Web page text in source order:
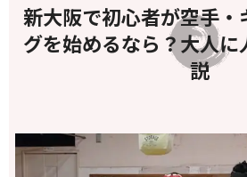
新大阪で初心者が空手・
グを始めるなら？大人
説